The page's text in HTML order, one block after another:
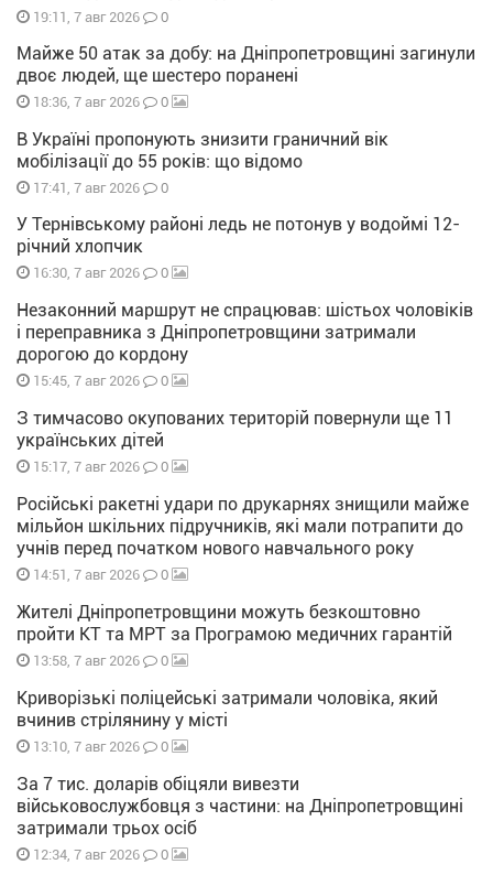
19:11, 7 авг 2026 0
Майже 50 атак за добу: на Дніпропетровщині загинули
двоє людей, ще шестеро поранені
18:36, 7 авг 2026 0
В Україні пропонують знизити граничний вік
мобілізації до 55 років: що відомо
17:41, 7 авг 2026 0
У Тернівському районі ледь не потонув у водоймі 12-
річний хлопчик
16:30, 7 авг 2026 0
Незаконний маршрут не спрацював: шістьох чоловіків
і переправника з Дніпропетровщини затримали
дорогою до кордону
15:45, 7 авг 2026 0
З тимчасово окупованих територій повернули ще 11
українських дітей
15:17, 7 авг 2026 0
Російські ракетні удари по друкарнях знищили майже
мільйон шкільних підручників, які мали потрапити до
учнів перед початком нового навчального року
14:51, 7 авг 2026 0
Жителі Дніпропетровщини можуть безкоштовно
пройти КТ та МРТ за Програмою медичних гарантій
13:58, 7 авг 2026 0
Криворізькі поліцейські затримали чоловіка, який
вчинив стрілянину у місті
13:10, 7 авг 2026 0
За 7 тис. доларів обіцяли вивезти
військовослужбовця з частини: на Дніпропетровщині
затримали трьох осіб
12:34, 7 авг 2026 0